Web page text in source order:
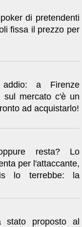
di pretendenti
fissa il prezzo per
addio: a Firenze
sul mercato c'è un
ad acquistarlo!
resta? Lo
per l'attaccante,
lo terrebbe: la
stato proposto al